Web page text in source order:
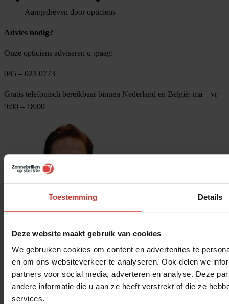
Toestemming Details
Deze website maakt gebruik van cookies
We gebruiken cookies om content en advertenties te
en om ons websiteverkeer te analyseren. Ook delen we
partners voor social media, adverteren en analyse. Deze
andere informatie die u aan ze heeft verstrekt of die ze
services.
Aangedreven door opticiens
Advies nodig?
Onze opticiens adviseren u graag:
085 – 023 0773
Gratis telefonisch bereikbaar binnen Nederland en België: ma – vr
9:00 – 18:00